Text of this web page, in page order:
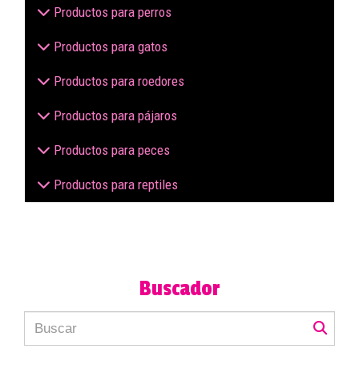
Productos para perros
Productos para gatos
Productos para roedores
Productos para pájaros
Productos para peces
Productos para reptiles
Buscador